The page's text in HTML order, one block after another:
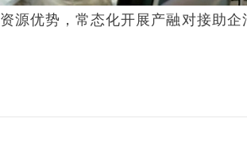
优势，常态化开展产融对接助